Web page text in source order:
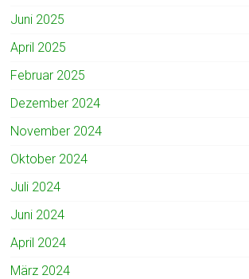
Juni 2025
April 2025
Februar 2025
Dezember 2024
November 2024
Oktober 2024
Juli 2024
Juni 2024
April 2024
März 2024